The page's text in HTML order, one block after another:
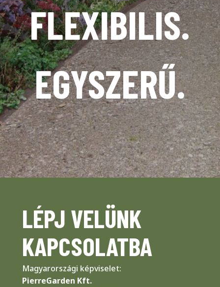
FLEXIBILIS.
EGYSZERŰ.
LÉPJ VELÜNK
KAPCSOLATBA
Magyarországi képviselet:
PierreGarden Kft.